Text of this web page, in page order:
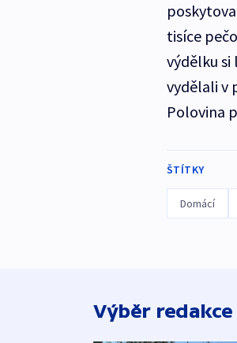
tisíce
výdělku si
vydělali v
Polovina
ŠTÍTKY
Domácí
Výběr redakce